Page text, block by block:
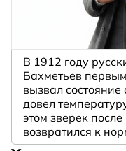
В 1912 году
Бахметьев
вызвал
довел
этом зверек
возвратился к